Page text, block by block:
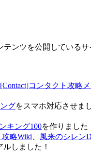
ンツを公開しているサ
[Contact]コンタクト攻略
グをスマホ対応させま
キング100を作りました
攻略Wiki 風来のシレン
しました！